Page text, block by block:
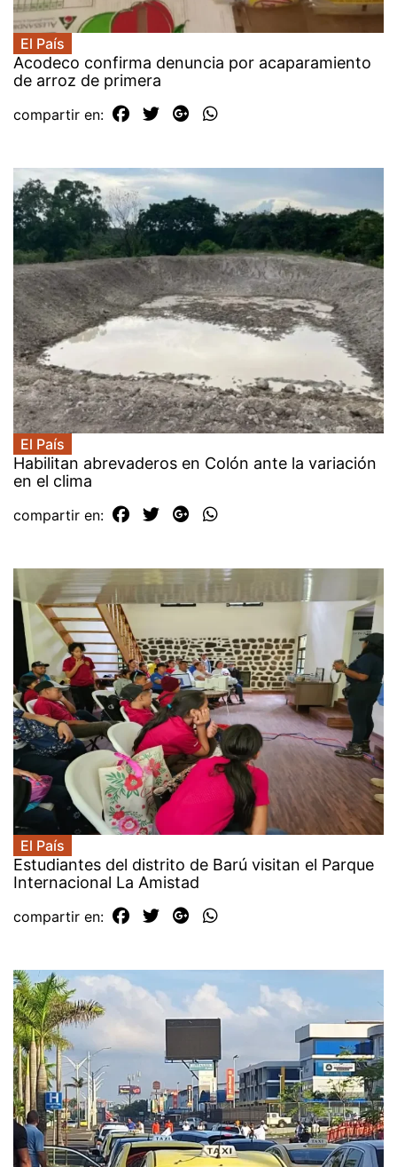
El País
Acodeco confirma denuncia por acaparamiento
de arroz de primera
compartir en:
El País
Habilitan abrevaderos en Colón ante la variación
en el clima
compartir en:
El País
Estudiantes del distrito de Barú visitan el Parque
Internacional La Amistad
compartir en: